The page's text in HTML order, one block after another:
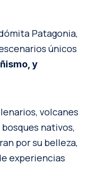
Patagonia,
únicos
y
volcanes
nativos,
por su belleza,
experiencias